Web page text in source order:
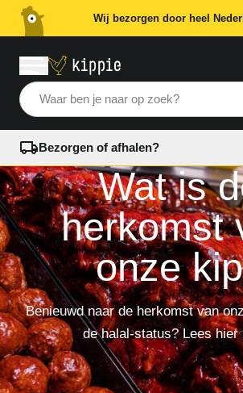
Wij bezorgen door heel
Waar ben je naar op zoek?
Bezorgen of afhalen?
Wat is
herkomst
onze
Benieuwd naar de herkomst van
de halal-status? Lees hier